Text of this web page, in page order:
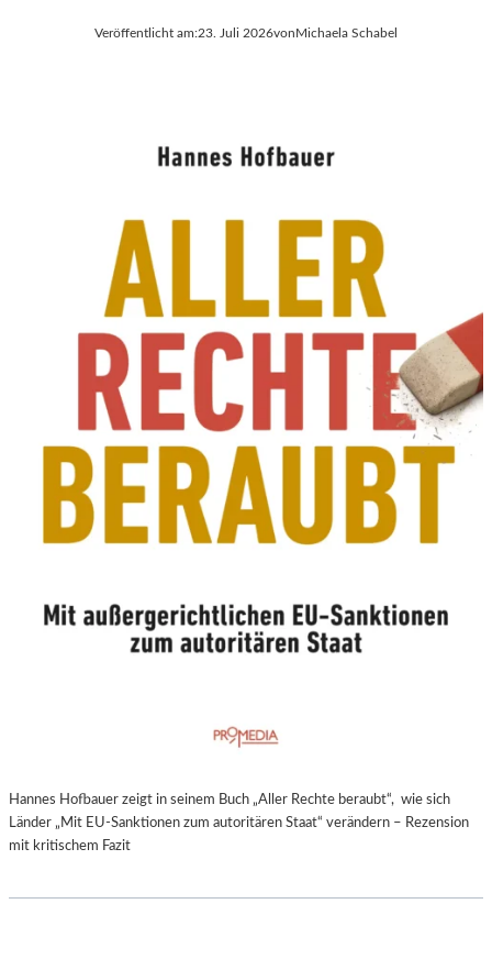
Veröffentlicht am:23. Juli 2026von Michaela Schabel
Hannes Hofbauer zeigt in seinem Buch „Aller Rechte beraubt“, wie sich
Länder „Mit EU-Sanktionen zum autoritären Staat“ verändern – Rezension
mit kritischem Fazit